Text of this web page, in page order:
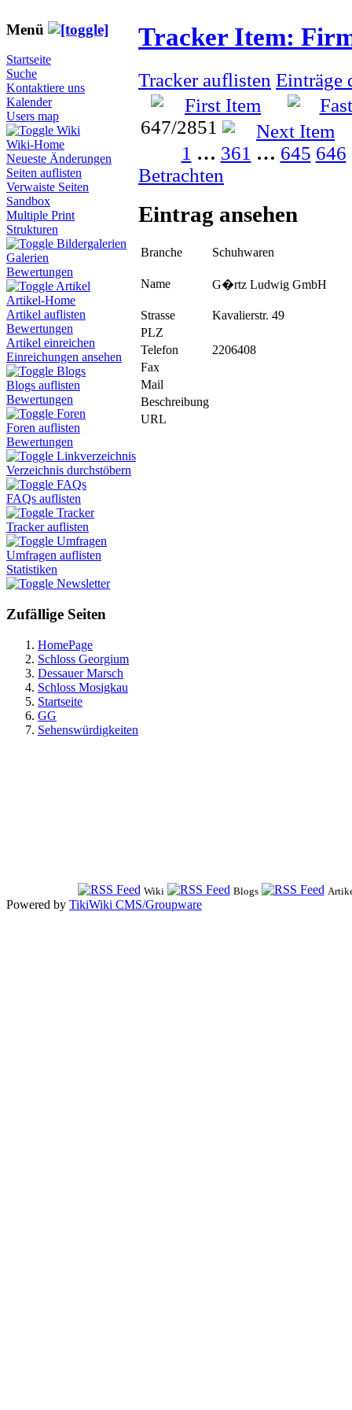
Menü
Startseite
Suche
Kontaktiere uns
Kalender
Users map
Wiki
Wiki-Home
Neueste Änderungen
Seiten auflisten
Verwaiste Seiten
Sandbox
Multiple Print
Strukturen
Bildergalerien
Galerien
Bewertungen
Artikel
Artikel-Home
Artikel auflisten
Bewertungen
Artikel einreichen
Einreichungen ansehen
Blogs
Blogs auflisten
Bewertungen
Foren
Foren auflisten
Bewertungen
Linkverzeichnis
Verzeichnis durchstöbern
FAQs
FAQs auflisten
Tracker
Tracker auflisten
Umfragen
Umfragen auflisten
Statistiken
Newsletter
Zufällige Seiten
HomePage
Schloss Georgium
Dessauer Marsch
Schloss Mosigkau
Startseite
GG
Sehenswürdigkeiten
Tracker Item:
Tracker auflisten Einträge
647/2851
1 … 361 … 645 646
Betrachten
Eintrag ansehen
Branche Schuhwaren
Name G�rtz Ludwig GmbH
Strasse
Kavalierstr. 49
PLZ
Telefon
2206408
Fax
Mail
Beschreibung
URL
Wiki Blogs
Powered by TikiWiki CMS/Groupware